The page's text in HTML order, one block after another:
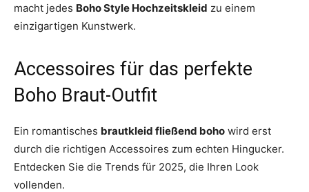
macht jedes Boho Style Hochzeitskleid zu einem
einzigartigen Kunstwerk.
Accessoires für das perfekte
Boho Braut-Outfit
Ein romantisches brautkleid fließend boho wird erst
durch die richtigen Accessoires zum echten Hingucker.
Entdecken Sie die Trends für 2025, die Ihren Look
vollenden.